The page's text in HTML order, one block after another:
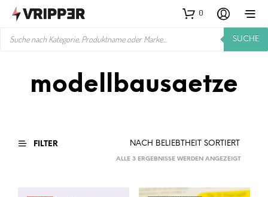
0
PRODUCTS
SUCHE
modellbausaetze
FILTER
ALLE 3 ERGEBNISSE WERDEN ANGEZEIGTNACH